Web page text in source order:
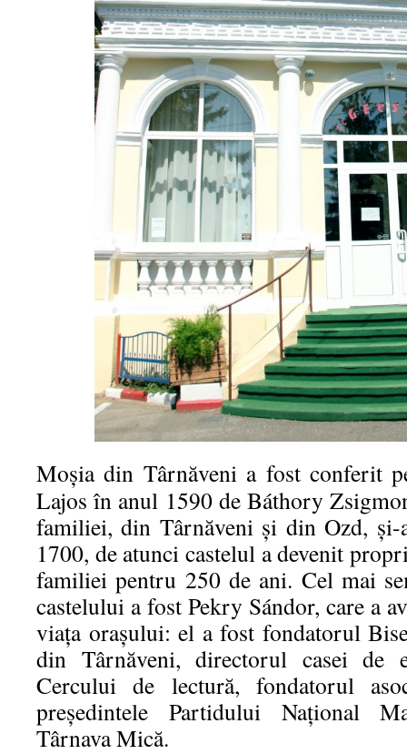
Moşia din Târnăveni a fost conferit
Lajos în anul 1590 de Báthory
familiei, din Târnăveni şi din Ozd,
1700, de atunci castelul a devenit
familiei pentru 250 de ani. Cel mai
castelului a fost Pekry Sándor, care a
viaţa oraşului: el a fost fondatorul
din Târnăveni, directorul casei de
Cercului de lectură, fondatorul
preşedintele Partidului Naţional
Târnava Mică.